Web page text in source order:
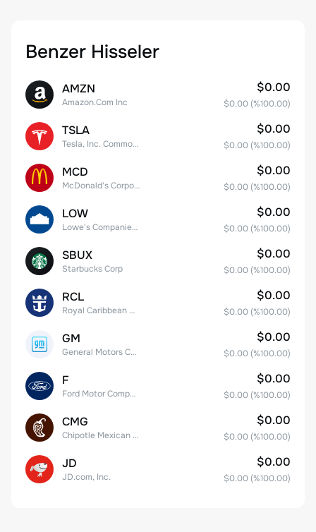
Benzer Hisseler
AMZN
Amazon.Com Inc
$0.00
$0.00 (%100.00)
TSLA
Tesla, Inc. Common Stock
$0.00
$0.00 (%100.00)
MCD
McDonald's Corporation
$0.00
$0.00 (%100.00)
LOW
Lowe's Companies Inc.
$0.00
$0.00 (%100.00)
SBUX
Starbucks Corp
$0.00
$0.00 (%100.00)
RCL
Royal Caribbean Group
$0.00
$0.00 (%100.00)
GM
General Motors Company
$0.00
$0.00 (%100.00)
F
Ford Motor Company
$0.00
$0.00 (%100.00)
CMG
Chipotle Mexican Grill, Inc.
$0.00
$0.00 (%100.00)
JD
JD.com, Inc.
$0.00
$0.00 (%100.00)